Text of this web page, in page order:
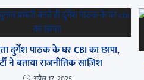
दुर्गेश पाठक के घर CBI का छापा,
ने बताया राजनीतिक साज़िश